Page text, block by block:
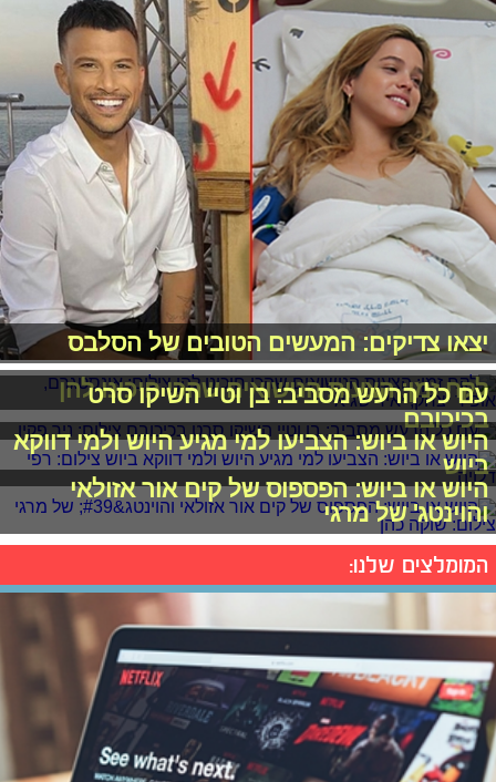
יצאו צדיקים: המעשים הטובים של הסלבס
לקח זמן: הצעות הנישואים שהכי חיכינו להן
עם כל הרעש מסביב: בן וטיי השיקו סרט
בכיכובם
היוש או ביוש: הצביעו למי מגיע היוש ולמי דווקא
ביוש
היוש או ביוש: הפספוס של קים אור אזולאי
והוינטג' של מרגי
המומלצים שלנו: